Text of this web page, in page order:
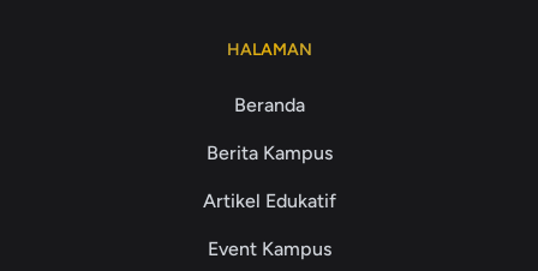
HALAMAN
Beranda
Berita Kampus
Artikel Edukatif
Event Kampus